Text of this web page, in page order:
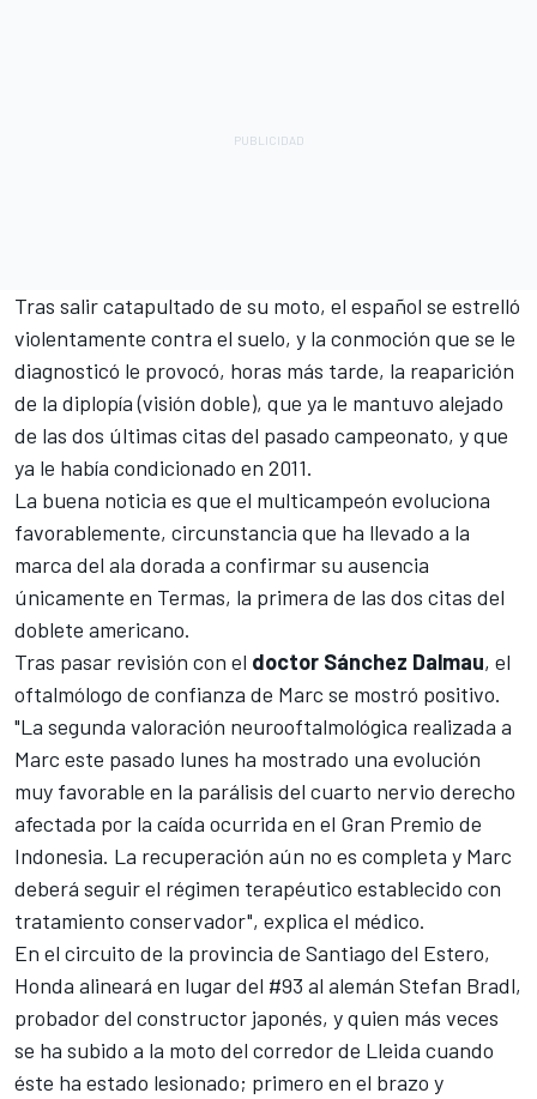
Tras salir catapultado de su moto, el español se estrelló
violentamente contra el suelo, y la conmoción que se le
diagnosticó le provocó, horas más tarde, la reaparición
de la diplopía (visión doble), que ya le mantuvo alejado
de las dos últimas citas del pasado campeonato, y que
ya le había condicionado en 2011.
La buena noticia es que el multicampeón evoluciona
favorablemente, circunstancia que ha llevado a la
marca del ala dorada a confirmar su ausencia
únicamente en Termas, la primera de las dos citas del
doblete americano.
Tras pasar revisión con el doctor Sánchez Dalmau, el
oftalmólogo de confianza de Marc se mostró positivo.
"La segunda valoración neurooftalmológica realizada a
Marc este pasado lunes ha mostrado una evolución
muy favorable en la parálisis del cuarto nervio derecho
afectada por la caída ocurrida en el Gran Premio de
Indonesia. La recuperación aún no es completa y Marc
deberá seguir el régimen terapéutico establecido con
tratamiento conservador", explica el médico.
En el circuito de la provincia de Santiago del Estero,
Honda alineará en lugar del #93 al alemán Stefan Bradl,
probador del constructor japonés, y quien más veces
se ha subido a la moto del corredor de Lleida cuando
éste ha estado lesionado; primero en el brazo y